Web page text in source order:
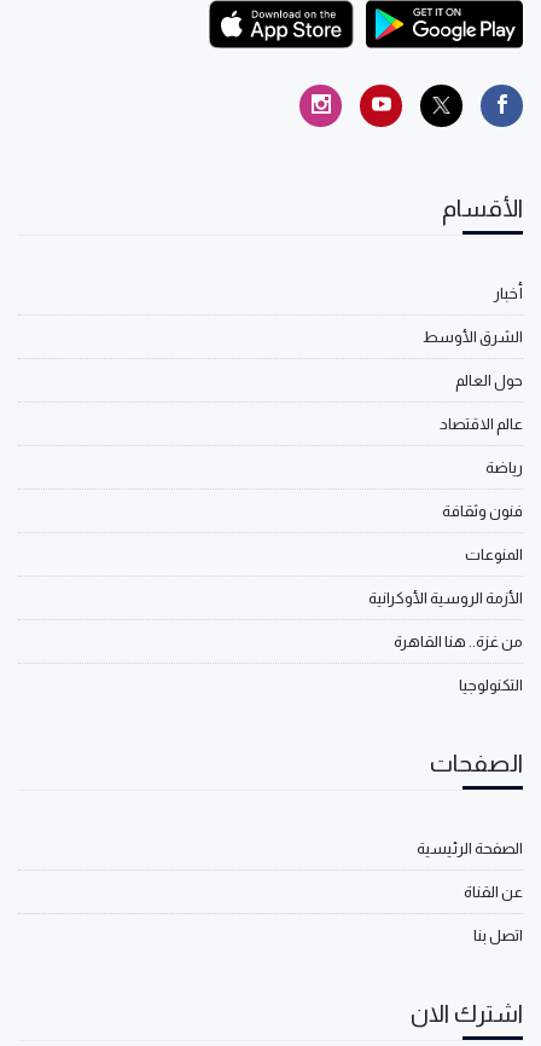
الأقسام
أخبار
الشرق الأوسط
حول العالم
عالم الاقتصاد
رياضة
فنون وثقافة
المنوعات
الأزمة الروسية الأوكرانية
من غزة.. هنا القاهرة
التكنولوجيا
الصفحات
الصفحة الرئيسية
عن القناة
اتصل بنا
اشترك الان